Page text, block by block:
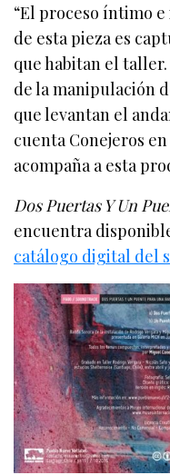
“El proceso íntimo
de esta pieza es
que habitan el
de la manipulación
que levantan el
cuenta Conejeros
acompaña a esta
Dos Puertas Y Un
encuentra
catálogo digital del